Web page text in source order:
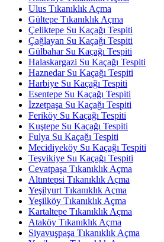
Ulus Tıkanıklık Açma
Gültepe Tıkanıklık Açma
Çeliktepe Su Kaçağı Tespiti
Çağlayan Su Kaçağı Tespiti
Gülbahar Su Kaçağı Tespiti
Halaskargazi Su Kaçağı Tespiti
Haznedar Su Kaçağı Tespiti
Harbiye Su Kaçağı Tespiti
Esentepe Su Kaçağı Tespiti
İzzetpaşa Su Kaçağı Tespiti
Feriköy Su Kaçağı Tespiti
Kuştepe Su Kaçağı Tespiti
Fulya Su Kaçağı Tespiti
Mecidiyeköy Su Kaçağı Tespiti
Teşvikiye Su Kaçağı Tespiti
Cevatpaşa Tıkanıklık Açma
Altıntepsi Tıkanıklık Açma
Yeşilyurt Tıkanıklık Açma
Yeşilköy Tıkanıklık Açma
Kartaltepe Tıkanıklık Açma
Ataköy Tıkanıklık Açma
Siyavuşpaşa Tıkanıklık Açma